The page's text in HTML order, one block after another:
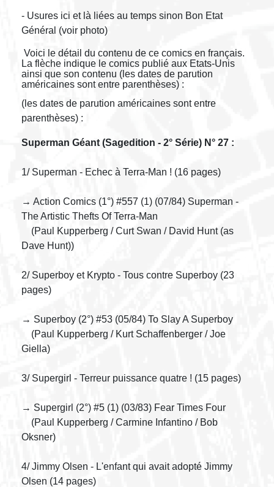
- Usures ici et là liées au temps sinon Bon Etat
Général (voir photo)
Voici le détail du contenu de ce comics en français.
La flèche indique le comics publié aux Etats-Unis
ainsi que son contenu (les dates de parution
américaines sont entre parenthèses) :
(les dates de parution américaines sont entre
parenthèses) :
Superman Géant (Sagedition - 2° Série) N° 27 :
1/ Superman - Echec à Terra-Man ! (16 pages)
→ Action Comics (1°) #557 (1) (07/84) Superman -
The Artistic Thefts Of Terra-Man
(Paul Kupperberg / Curt Swan / David Hunt (as
Dave Hunt))
2/ Superboy et Krypto - Tous contre Superboy (23
pages)
→ Superboy (2°) #53 (05/84) To Slay A Superboy
(Paul Kupperberg / Kurt Schaffenberger / Joe
Giella)
3/ Supergirl - Terreur puissance quatre ! (15 pages)
→ Supergirl (2°) #5 (1) (03/83) Fear Times Four
(Paul Kupperberg / Carmine Infantino / Bob
Oksner)
4/ Jimmy Olsen - L'enfant qui avait adopté Jimmy
Olsen (14 pages)